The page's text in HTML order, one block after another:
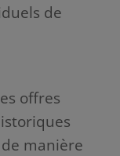
de
offres
manière